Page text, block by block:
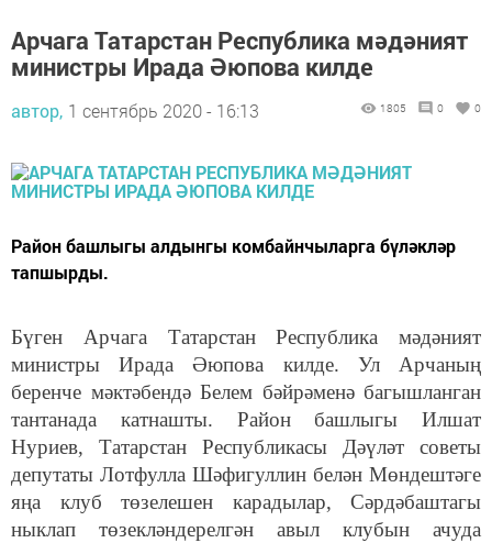
Арчага Татарстан Республика мәдәният
министры Ирада Әюпова килде
автор, 1 сентябрь 2020 - 16:13 1805 0 0
Район башлыгы алдынгы комбайнчыларга бүләкләр
тапшырды.
Бүген Арчага Татарстан Республика мәдәният
министры Ирада Әюпова килде. Ул Арчаның
беренче мәктәбендә Белем бәйрәменә багышланган
тантанада катнашты. Район башлыгы Илшат
Нуриев, Татарстан Республикасы Дәүләт советы
депутаты Лотфулла Шәфигуллин белән Мөндештәге
яңа клуб төзелешен карадылар, Сәрдәбаштагы
ныклап төзекләндерелгән авыл клубын ачуда